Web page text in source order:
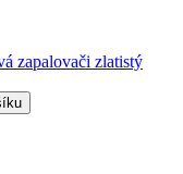
zapalovači zlatistý